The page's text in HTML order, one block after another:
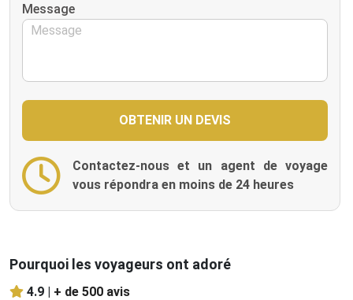
Message
Contactez-nous et un agent de voyage
vous répondra en moins de 24 heures
Pourquoi les voyageurs ont adoré
4.9 | + de 500 avis